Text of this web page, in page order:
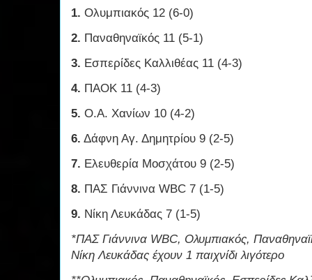
1. Ολυμπιακός 12 (6-0)
2. Παναθηναϊκός 11 (5-1)
3. Εσπερίδες Καλλιθέας 11 (4-3)
4. ΠΑΟΚ 11 (4-3)
5. Ο.Α. Χανίων 10 (4-2)
6. Δάφνη Αγ. Δημητρίου 9 (2-5)
7. Ελευθερία Μοσχάτου 9 (2-5)
8. ΠΑΣ Γιάννινα WBC 7 (1-5)
9. Νίκη Λευκάδας 7 (1-5)
*ΠΑΣ Γιάννινα WBC, Ολυμπιακός,
Νίκη Λευκάδας έχουν 1 παιχνίδι λιγότερο